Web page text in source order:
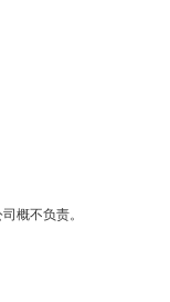
概不负责。